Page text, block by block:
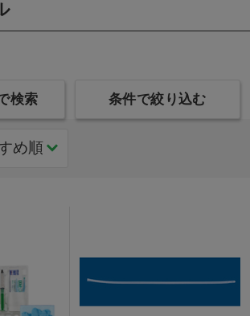
検索 条件で絞り込む